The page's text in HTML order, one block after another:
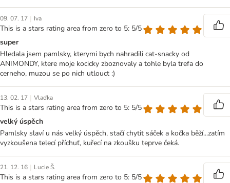
09. 07. 17 | Iva
This is a stars rating area from zero to 5: 5/5
super
Hledala jsem pamlsky, kterymi bych nahradili cat-snacky od
ANIMONDY, ktere moje kocicky zboznovaly a tohle byla trefa do
cerneho, muzou se po nich utlouct :)
13. 02. 17 | Vlaďka
This is a stars rating area from zero to 5: 5/5
velký úspěch
Pamlsky slaví u nás velký úspěch, stačí chytit sáček a kočka běží...zatím
vyzkoušena telecí příchuť, kuřecí na zkoušku teprve čeká.
21. 12. 16 | Lucie Š.
This is a stars rating area from zero to 5: 5/5